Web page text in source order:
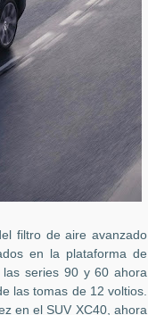
filtro de aire avanzado
en la plataforma de
las series 90 y 60 ahora
las tomas de 12 voltios.
en el SUV XC40, ahora